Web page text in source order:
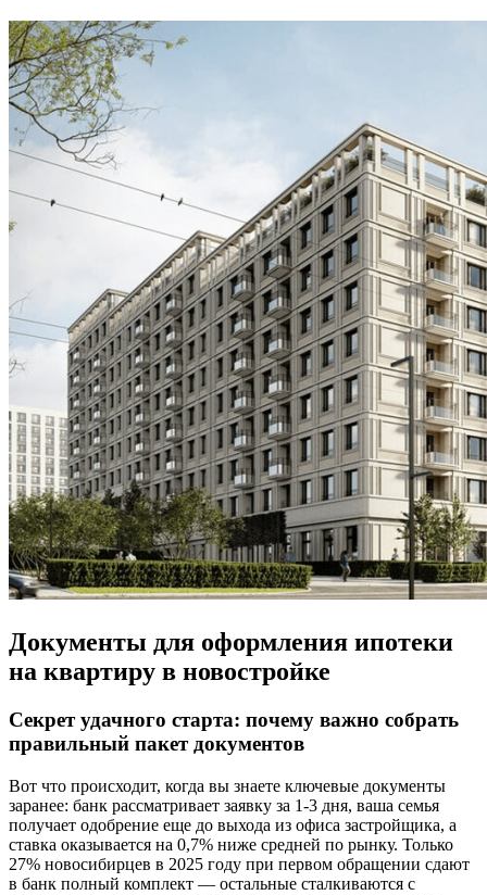
Документы для оформления ипотеки
на квартиру в новостройке
Секрет удачного старта: почему важно собрать
правильный пакет документов
Вот что происходит, когда вы знаете ключевые документы
заранее: банк рассматривает заявку за 1-3 дня, ваша семья
получает одобрение еще до выхода из офиса застройщика, а
ставка оказывается на 0,7% ниже средней по рынку. Только
27% новосибирцев в 2025 году при первом обращении сдают
в банк полный комплект — остальные сталкиваются с